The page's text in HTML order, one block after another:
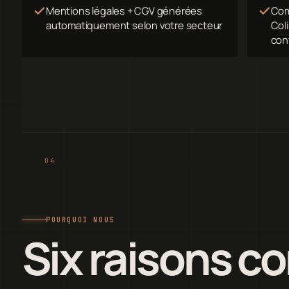
Mentions légales + CGV générées
automatiquement selon votre secteur
POURQUOI NOUS
Six raisons